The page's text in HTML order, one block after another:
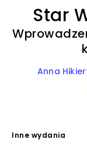
Star
Anna
Inne wydania